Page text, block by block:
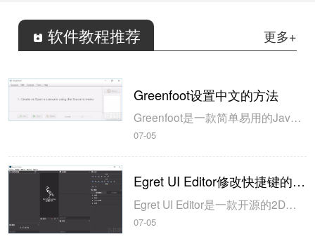
软件教程推荐 更多+
Greenfoot设置中文的方法
Greenfoot是一款简单易用的Java开发环境，该软件界面清爽简约，既可以作为一个开发框使用，也能够作为集成开发环境使用，操作起来十分简单。这款软件支持多种语言，但是默认的语言是英文，因此将该软件下载到电脑上的时候，会发现软件的界面语言是英文版本的，这对于英语基础较差的朋友来说，使用这款软件就会...
07-05
Egret UI Editor修改快捷键的方法
Egret UI Editor是一款开源的2D游戏开发代码编辑软件，其主要功能是针对Egret项目中的Exml皮肤文件进行可视化编辑，功能十分强大。我们在使用这款软件的过程中，可以将一些常用操作设置快捷键，这样就可以简化编程，从而提高代码编辑的工作效率。但是这款软件在日常生活中使用得不多，并且专业性...
07-05